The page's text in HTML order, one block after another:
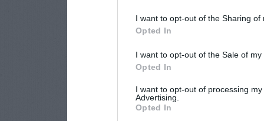
I want to opt-out of the Sharing of
Opted In
I want to opt-out of the Sale of
Opted In
I want to opt-out of processing
Advertising.
Opted In